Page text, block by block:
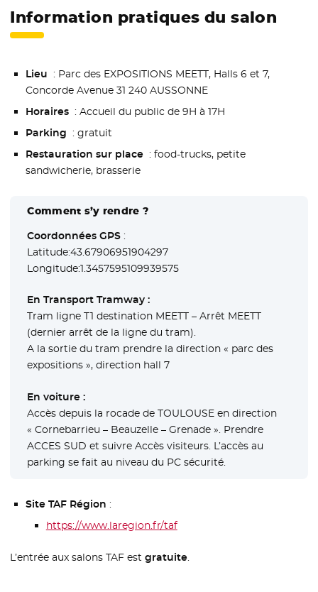
Information pratiques du salon
Lieu : Parc des EXPOSITIONS MEETT, Halls 6 et 7,
Concorde Avenue 31 240 AUSSONNE
Horaires : Accueil du public de 9H à 17H
Parking : gratuit
Restauration sur place : food-trucks, petite
sandwicherie, brasserie
Comment s’y rendre ?
Coordonnées GPS :
Latitude:43.67906951904297
Longitude:1.3457595109939575
En Transport Tramway :
Tram ligne T1 destination MEETT – Arrêt MEETT
(dernier arrêt de la ligne du tram).
A la sortie du tram prendre la direction « parc des
expositions », direction hall 7
En voiture :
Accès depuis la rocade de TOULOUSE en direction
« Cornebarrieu – Beauzelle – Grenade ». Prendre
ACCES SUD et suivre Accès visiteurs. L’accès au
parking se fait au niveau du PC sécurité.
Site TAF Région :
https://www.laregion.fr/taf
L’entrée aux salons TAF estgratuite.